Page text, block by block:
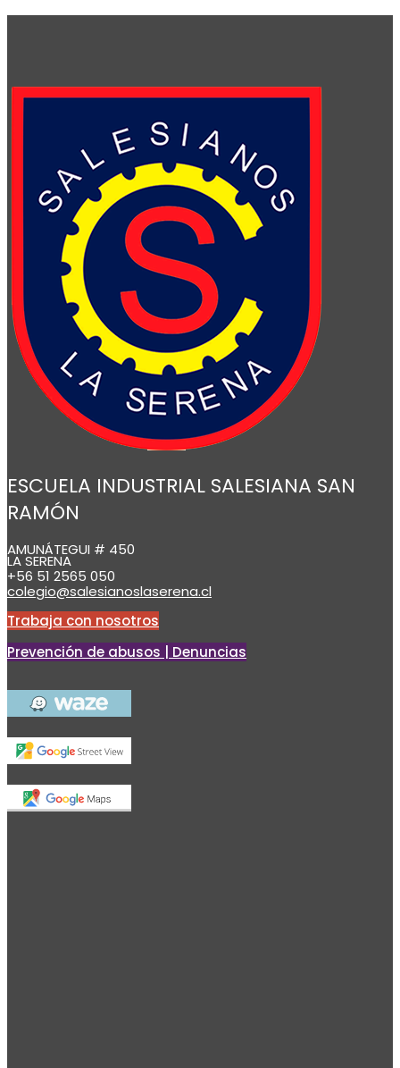
ESCUELA INDUSTRIAL SALESIANA SAN
RAMÓN
AMUNÁTEGUI # 450
LA SERENA
+56 51 2565 050
colegio@salesianoslaserena.cl
Trabaja con nosotros
Prevención de abusos | Denuncias